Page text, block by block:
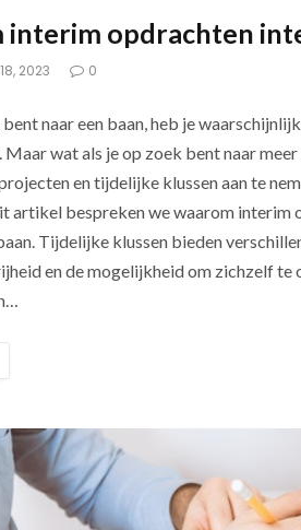
interim opdrachten
2023 0
naar een baan, heb je
Maar wat als je op zoek bent naar
en tijdelijke klussen aan te
artikel bespreken we waarom interim
Tijdelijke klussen bieden
en de mogelijkheid om zichzelf te